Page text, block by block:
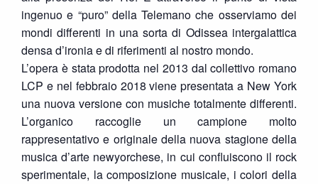
ingenuo e “puro” della Telemano che osserviamo dei
mondi differenti in una sorta di Odissea intergalattica
densa d’ironia e di riferimenti al nostro mondo.
L’opera è stata prodotta nel 2013 dal collettivo romano
LCP e nel febbraio 2018 viene presentata a New York
una nuova versione con musiche totalmente differenti.
L’organico raccoglie un campione molto
rappresentativo e originale della nuova stagione della
musica d’arte newyorchese, in cui confluiscono il rock
sperimentale, la composizione musicale, i colori della